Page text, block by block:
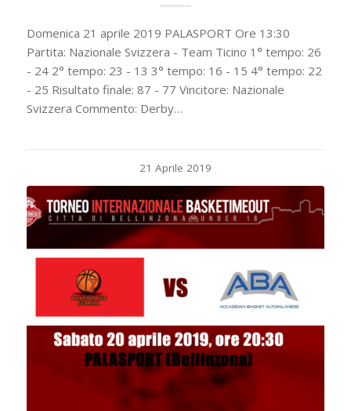
Domenica 21 aprile 2019 PALASPORT Ore 13:30
Partita: Nazionale Svizzera - Team Ticino 1° tempo: 26
- 24 2° tempo: 23 - 13 3° tempo: 16 - 15 4° tempo: 22
- 25 Risultato finale: 87 - 77 Vincitore: Nazionale
Svizzera Commento: Derby…
21 Aprile 2019